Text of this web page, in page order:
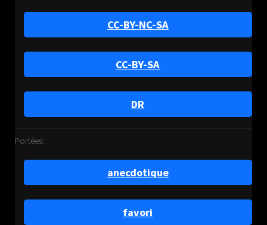
CC-BY-NC-SA
CC-BY-SA
DR
Portées:
anecdotique
favori